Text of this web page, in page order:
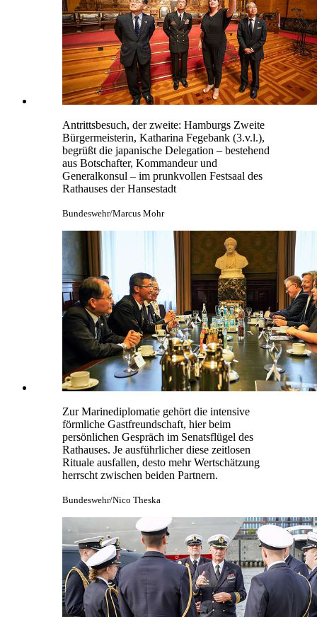
Antrittsbesuch, der zweite: Hamburgs Zweite
Bürgermeisterin, Katharina Fegebank (3.v.l.),
begrüßt die japanische Delegation – bestehend
aus Botschafter, Kommandeur und
Generalkonsul – im prunkvollen Festsaal des
Rathauses der Hansestadt
Bundeswehr/Marcus Mohr
Zur Marinediplomatie gehört die intensive
förmliche Gastfreundschaft, hier beim
persönlichen Gespräch im Senatsflügel des
Rathauses. Je ausführlicher diese zeitlosen
Rituale ausfallen, desto mehr Wertschätzung
herrscht zwischen beiden Partnern.
Bundeswehr/Nico Theska